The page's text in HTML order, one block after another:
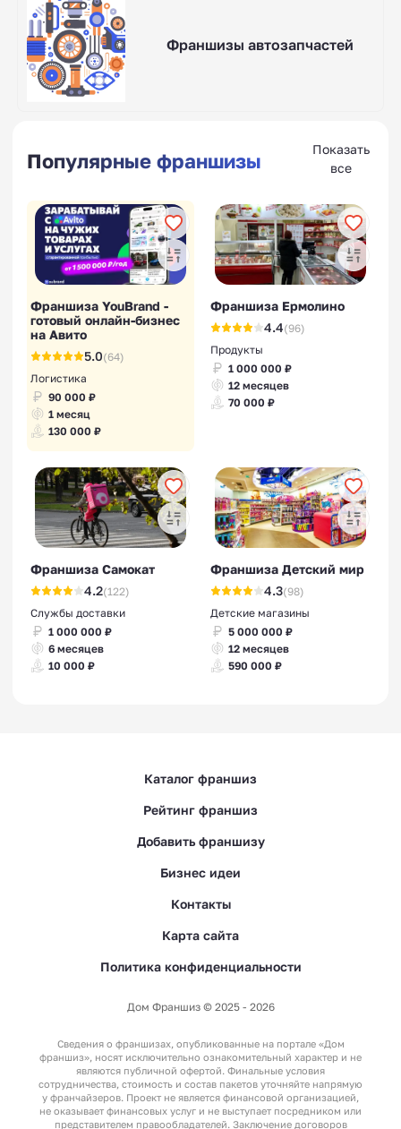
Франшизы автозапчастей
Популярные франшизы
Показать
все
Франшиза YouBrand -
готовый онлайн-бизнес
на Авито
5.0(64)
Логистика
90 000 ₽
1 месяц
130 000 ₽
Франшиза Ермолино
4.4(96)
Продукты
1 000 000 ₽
12 месяцев
70 000 ₽
Франшиза Самокат
4.2(122)
Службы доставки
1 000 000 ₽
6 месяцев
10 000 ₽
Франшиза Детский мир
4.3(98)
Детские магазины
5 000 000 ₽
12 месяцев
590 000 ₽
Каталог франшиз
Рейтинг франшиз
Добавить франшизу
Бизнес идеи
Контакты
Карта сайта
Политика конфиденциальности
Дом Франшиз © 2025 - 2026